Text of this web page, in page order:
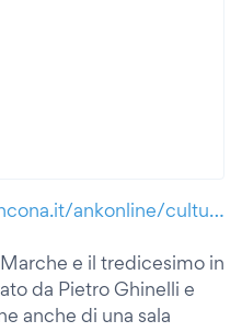
https://www.comuneancona.it/ankonline/cultura/teatro-delle-muse-corelli/
e il tredicesimo in
da Pietro Ghinelli e
anche di una sala